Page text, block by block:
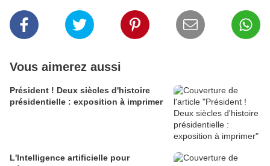
Vous aimerez aussi
Président ! Deux siècles d'histoire
présidentielle : exposition à imprimer
L'Intelligence artificielle pour